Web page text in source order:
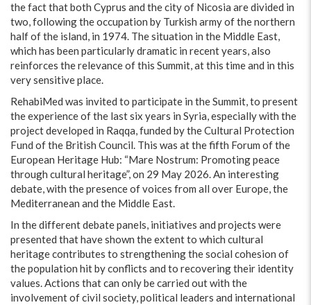
the fact that both Cyprus and the city of Nicosia are divided in
two, following the occupation by Turkish army of the northern
half of the island, in 1974. The situation in the Middle East,
which has been particularly dramatic in recent years, also
reinforces the relevance of this Summit, at this time and in this
very sensitive place.
RehabiMed was invited to participate in the Summit, to present
the experience of the last six years in Syria, especially with the
project developed in Raqqa, funded by the Cultural Protection
Fund of the British Council. This was at the fifth Forum of the
European Heritage Hub: “Mare Nostrum: Promoting peace
through cultural heritage”, on 29 May 2026. An interesting
debate, with the presence of voices from all over Europe, the
Mediterranean and the Middle East.
In the different debate panels, initiatives and projects were
presented that have shown the extent to which cultural
heritage contributes to strengthening the social cohesion of
the population hit by conflicts and to recovering their identity
values. Actions that can only be carried out with the
involvement of civil society, political leaders and international